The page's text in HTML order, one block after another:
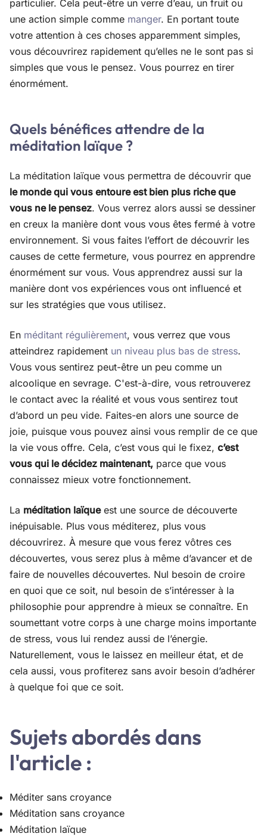
particulier. Cela peut-être un verre d’eau, un fruit ou
une action simple comme manger. En portant toute
votre attention à ces choses apparemment simples,
vous découvrirez rapidement qu’elles ne le sont pas si
simples que vous le pensez. Vous pourrez en tirer
énormément.
Quels bénéfices attendre de la
méditation laïque ?
La méditation laïque vous permettra de découvrir que
le monde qui vous entoure est bien plus riche que
vous ne le pensez. Vous verrez alors aussi se dessiner
en creux la manière dont vous vous êtes fermé à votre
environnement. Si vous faites l’effort de découvrir les
causes de cette fermeture, vous pourrez en apprendre
énormément sur vous. Vous apprendrez aussi sur la
manière dont vos expériences vous ont influencé et
sur les stratégies que vous utilisez.
En méditant régulièrement, vous verrez que vous
atteindrez rapidement un niveau plus bas de stress.
Vous vous sentirez peut-être un peu comme un
alcoolique en sevrage. C'est-à-dire, vous retrouverez
le contact avec la réalité et vous vous sentirez tout
d’abord un peu vide. Faites-en alors une source de
joie, puisque vous pouvez ainsi vous remplir de ce que
la vie vous offre. Cela, c’est vous qui le fixez, c’est
vous qui le décidez maintenant, parce que vous
connaissez mieux votre fonctionnement.
La méditation laïqueest une source de découverte
inépuisable. Plus vous méditerez, plus vous
découvrirez. À mesure que vous ferez vôtres ces
découvertes, vous serez plus à même d’avancer et de
faire de nouvelles découvertes. Nul besoin de croire
en quoi que ce soit, nul besoin de s’intéresser à la
philosophie pour apprendre à mieux se connaître. En
soumettant votre corps à une charge moins importante
de stress, vous lui rendez aussi de l’énergie.
Naturellement, vous le laissez en meilleur état, et de
cela aussi, vous profiterez sans avoir besoin d’adhérer
à quelque foi que ce soit.
Sujets abordés dans
l'article :
Méditer sans croyance
Méditation sans croyance
Méditation laïque